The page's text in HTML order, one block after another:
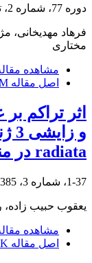
دوره 77، شماره 2، تابستان 1401، صفحه
فرهاد مهدیخانی،
مختاری
مشاهده
اصل مقاله
اثر تراکم
radiata در منطقه اهواز
1-37، شماره 3، 1385
یعقوب حبیب
مشاهده
اصل مقاله